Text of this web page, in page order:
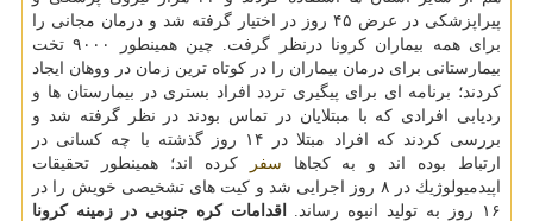
پیراپزشكی در عرض ۴۵ روز در اختیار گرفته شد و درمان مجانی را
برای همه بیماران كرونا درنظر گرفت. چین همینطور ۹۰۰۰ تخت
بیمارستانی برای درمان بیماران را در كوتاه ترین زمان در ووهان ایجاد
كردند؛ برنامه ای برای پیگیری تردد افراد بستری در بیمارستان ها و
ردیابی افرادی كه با مبتلایان در تماس بودند در نظر گرفته شد و
بررسی كردند كه افراد مبتلا در ۱۴ روز گذشته با چه كسانی در
ارتباط بوده اند و به كجاها سفر
كرده اند؛ همینطور تحقیقات
اپیدمیولوژیك در ۸ روز اجرایی شد و كیت های تشخیصی خویش را در
۱۶ روز به تولید انبوه رساند.
اقدامات كره جنوبی در زمینه كرونا